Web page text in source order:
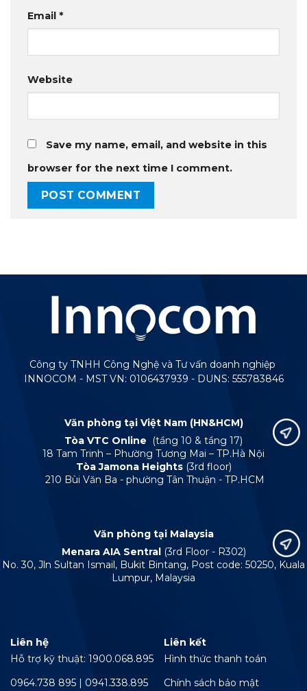
Email *
Website
Save my name, email, and website in this
browser for the next time I comment.
Công ty TNHH Công Nghệ và Tư vấn doanh nghiệp
INNOCOM - MST VN: 0106437939 - DUNS: 555783846
Văn phòng tại Việt Nam (HN&HCM)
Tòa VTC Online
(tầng 10 & tầng 17)
18 Tam Trinh – Phường Tương Mai – TP.Hà Nội
Tòa Jamona Heights (3rd floor)
210 Bùi Văn Ba - phường Tân Thuận - TP.HCM
Văn phòng tại Malaysia
Menara AIA Sentral (3rd Floor - R302)
No. 30, Jln Sultan Ismail, Bukit Bintang, Post code: 50250, Kuala
Lumpur, Malaysia
Liên hệ
Hỗ trợ kỹ thuật: 1900.068.895
0964.738 895 | 0941.338.895
Liên kết
Hình thức thanh toán
Chính sách bảo mật